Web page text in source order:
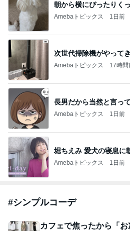
朝から横にぴったりく
Amebaトピックス 1日前
次世代掃除機がやって
Amebaトピックス 17時間
長男だから当然と言っ
Amebaトピックス 1日前
堀ちえみ 愛犬の寝息に
Amebaトピックス 1日前
#シンプルコーデ
カフェで焦ったから「